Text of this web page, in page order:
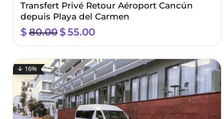
Transfert Privé Retour Aéroport Cancún
depuis Playa del Carmen
$80.00 El
precio
era:
$80.00.
$55.00El
precio
es:
$55.00.
↓ 16%